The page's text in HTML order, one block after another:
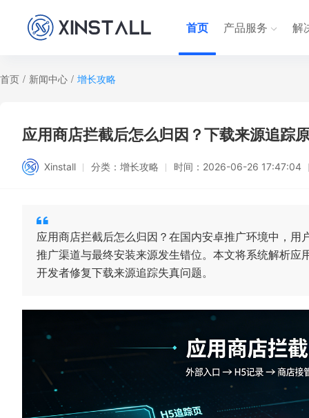
首页 产品服务 解
首页 / 新闻中心 / 增长攻略
应用商店拦截后怎么归因？下载来源追踪
Xinstall 分类： 增长攻略 时间： 2026-06-26 17:47:04
应用商店拦截后怎么归因？在国内安卓推广环境中，
推广渠道与最终安装来源发生错位。本文将系统解析
开发者修复下载来源追踪失真问题。